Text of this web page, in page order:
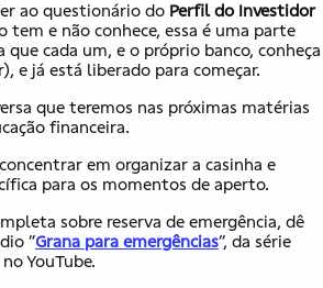
ao questionário do Perfil do Investidor
tem e não conhece, essa é uma parte
cada um, e o próprio banco, conheça
e já está liberado para começar.
que teremos nas próximas matérias
financeira.
em organizar a casinha e
para os momentos de aperto.
sobre reserva de emergência, dê
“Grana para emergências”, da série
YouTube.